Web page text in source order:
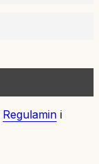
Regulamin i